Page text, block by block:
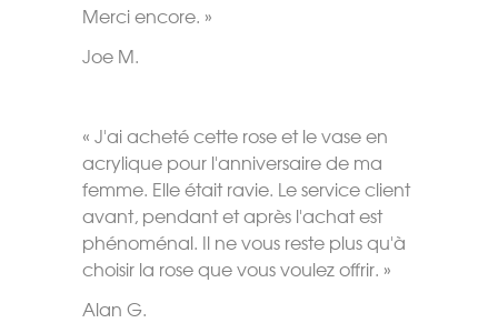
Merci encore. »
Joe M.
« J'ai acheté cette rose et le vase en
acrylique pour l'anniversaire de ma
femme. Elle était ravie. Le service client
avant, pendant et après l'achat est
phénoménal. Il ne vous reste plus qu'à
choisir la rose que vous voulez offrir. »
Alan G.